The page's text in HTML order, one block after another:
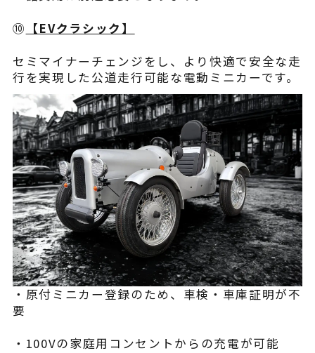
⑩ 【EVクラシック】
セミマイナーチェンジをし、より快適で安全な走
行を実現した公道走行可能な電動ミニカーです。
・原付ミニカー登録のため、車検・車庫証明が不
要
・100Vの家庭用コンセントからの充電が可能